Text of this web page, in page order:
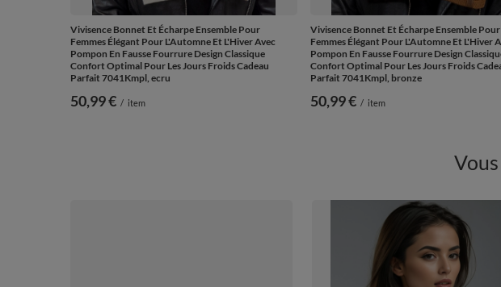
Vivisence Bonnet Et Écharpe Ensemble Pour
Femmes Élégant Pour L'Automne Et L'Hiver Avec
Pompon En Fausse Fourrure Design Classique
Confort Optimal Pour Les Jours Froids Cadeau
Parfait 7041Kmpl, ecru
50,99 € / item
Vivisence Bonnet Et Écharpe Ensemble Pour
Femmes Élégant Pour L'Automne Et L'Hiver
Pompon En Fausse Fourrure Design
Confort Optimal Pour Les Jours Froids
Parfait 7041Kmpl, bronze
50,99 € / item